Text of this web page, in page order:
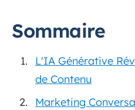
Sommaire
L'IA Générative
de Contenu
Marketing